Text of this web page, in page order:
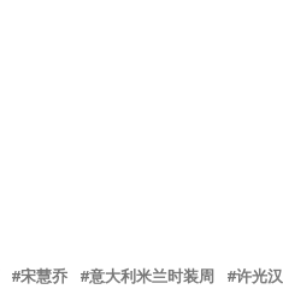
宋慧乔 意大利米兰时装周 许光汉